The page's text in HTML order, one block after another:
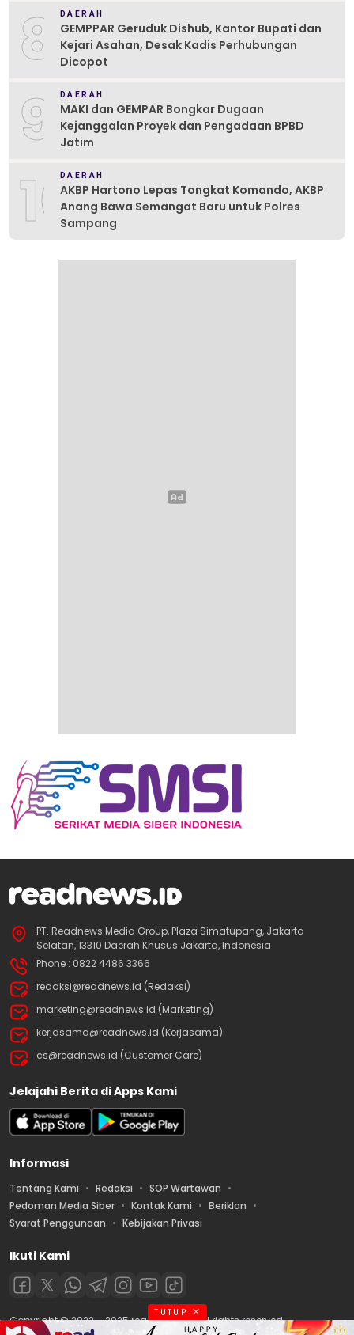
8 DAERAH
GEMPPAR Geruduk Dishub, Kantor Bupati dan
Kejari Asahan, Desak Kadis Perhubungan
Dicopot
9 DAERAH
MAKI dan GEMPAR Bongkar Dugaan
Kejanggalan Proyek dan Pengadaan BPBD
Jatim
10DAERAH
AKBP Hartono Lepas Tongkat Komando, AKBP
Anang Bawa Semangat Baru untuk Polres
Sampang
PT. Readnews Media Group, Plaza Simatupang, Jakarta
Selatan, 13310 Daerah Khusus Jakarta, Indonesia
Phone : 0822 4486 3366
redaksi@readnews.id (Redaksi)
marketing@readnews.id (Marketing)
kerjasama@readnews.id (Kerjasama)
cs@readnews.id (Customer Care)
Jelajahi Berita di Apps Kami
Informasi
Tentang Kami Redaksi
SOP Wartawan
Pedoman Media Siber
Kontak Kami
Beriklan
Syarat Penggunaan
Kebijakan Privasi
Ikuti Kami
Copyright © 2022 – 2025 readnews.id | All rights reserved.
TUTUP